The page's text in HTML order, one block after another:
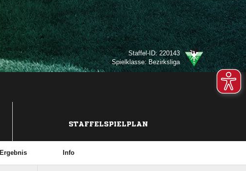
Staffel-ID: 220143
Spielklasse: Bezirksliga
STAFFELSPIELPLAN
Ergebnis Info